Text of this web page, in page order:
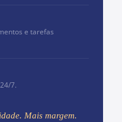
e tarefas
7.
Mais margem.